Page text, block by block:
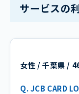
サービスの
女性 / 千葉県 /
Q. JCB CARD